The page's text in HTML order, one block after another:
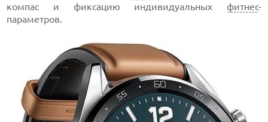
компас и фиксацию индивидуальных фитнес-
параметров.